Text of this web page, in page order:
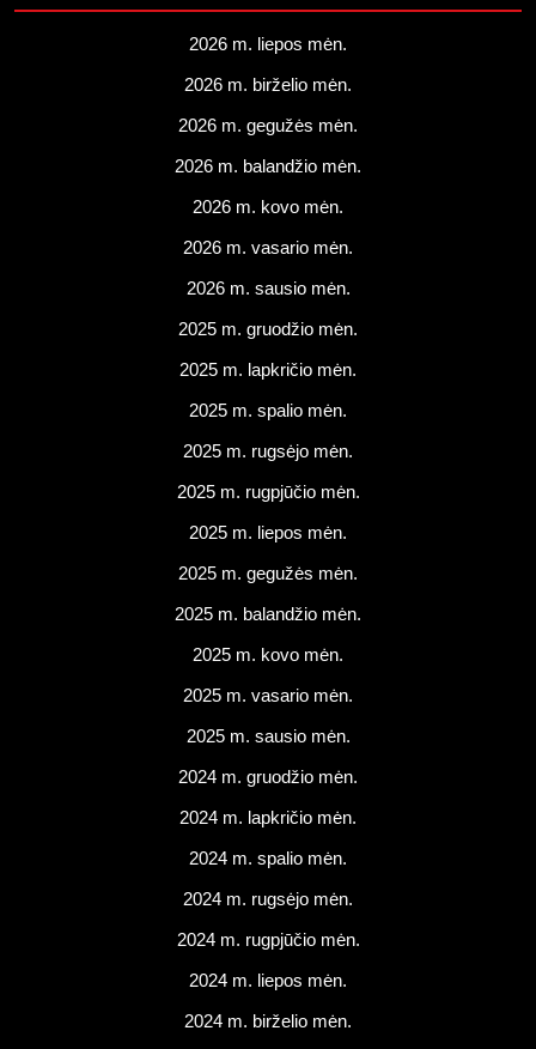
2026 m. liepos mėn.
2026 m. birželio mėn.
2026 m. gegužės mėn.
2026 m. balandžio mėn.
2026 m. kovo mėn.
2026 m. vasario mėn.
2026 m. sausio mėn.
2025 m. gruodžio mėn.
2025 m. lapkričio mėn.
2025 m. spalio mėn.
2025 m. rugsėjo mėn.
2025 m. rugpjūčio mėn.
2025 m. liepos mėn.
2025 m. gegužės mėn.
2025 m. balandžio mėn.
2025 m. kovo mėn.
2025 m. vasario mėn.
2025 m. sausio mėn.
2024 m. gruodžio mėn.
2024 m. lapkričio mėn.
2024 m. spalio mėn.
2024 m. rugsėjo mėn.
2024 m. rugpjūčio mėn.
2024 m. liepos mėn.
2024 m. birželio mėn.